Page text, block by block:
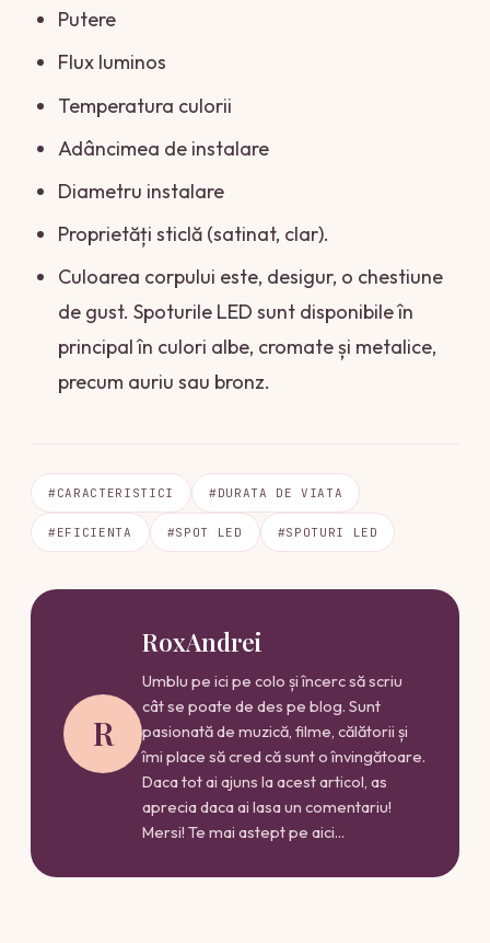
Putere
Flux luminos
Temperatura culorii
Adâncimea de instalare
Diametru instalare
Proprietăți sticlă (satinat, clar).
Culoarea corpului este, desigur, o chestiune
de gust. Spoturile LED sunt disponibile în
principal în culori albe, cromate și metalice,
precum auriu sau bronz.
#CARACTERISTICI #DURATA DE VIATA
#EFICIENTA #SPOT LED #SPOTURI LED
R
RoxAndrei
Umblu pe ici pe colo și încerc să scriu
cât se poate de des pe blog. Sunt
pasionată de muzică, filme, călătorii și
îmi place să cred că sunt o învingătoare.
Daca tot ai ajuns la acest articol, as
aprecia daca ai lasa un comentariu!
Mersi! Te mai astept pe aici...